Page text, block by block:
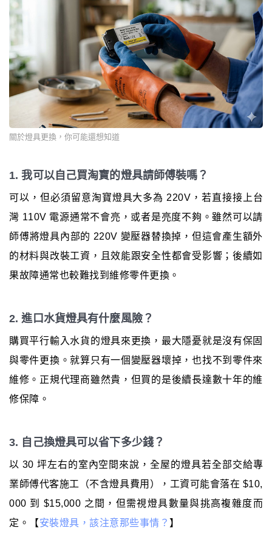
關於燈具更換，你可能還想知道
1. 我可以自己買淘寶的燈具請師傅裝嗎？
可以，但必須留意淘寶燈具大多為 220V，若直接接上台
灣 110V 電源通常不會亮，或者是亮度不夠。雖然可以請
師傅將燈具內部的 220V 變壓器替換掉，但這會產生額外
的材料與改裝工資，且效能跟安全性都會受影響；後續如
果故障通常也較難找到維修零件更換。
2. 進口水貨燈具有什麼風險？
購買平行輸入水貨的燈具來更換，最大隱憂就是沒有保固
與零件更換。就算只有一個變壓器壞掉，也找不到零件來
維修。正規代理商雖然貴，但買的是後續長達數十年的維
修保障。
3. 自己換燈具可以省下多少錢？
以 30 坪左右的室內空間來說，全屋的燈具若全部交給專
業師傅代客施工（不含燈具費用），工資可能會落在 $10,
000 到 $15,000 之間，但需視燈具數量與挑高複雜度而
定。【安裝燈具，該注意那些事情？ 】